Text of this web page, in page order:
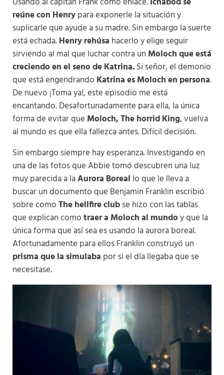
reúne con Henrypara exponerle la situación y
suplicarle que ayude a su madre. Sin embargo la suerte
está echada.Henry rehúsa hacerlo y elige seguir
sirviendo al mal que luchar contra un Moloch que está
creciendo en el seno de Katrina.Si señor, el demonio
que está engendrando Katrina es Moloch en persona.
De nuevo ¡Toma ya!, este episodio me está
encantando. Desafortunadamente para ella, la única
forma de evitar que Moloch, The horrid King, vuelva
al mundo es que ella fallezca antes. Difícil decisión.
Sin embargo siempre hay esperanza. Investigando en
una de las fotos que Abbie tomó descubren una luz
muy parecida a laAurora Boreal lo que le lleva a
buscar un documento que Benjamin Franklin escribió
sobre comoThe hellfire clubse hizo con las tablas
que explican comotraer a Moloch al mundoy que la
única forma que así sea es usando la aurora boreal.
Afortunadamente para ellos Franklin construyó un
prisma que la simulaba por si el día llegaba que se
necesitase.